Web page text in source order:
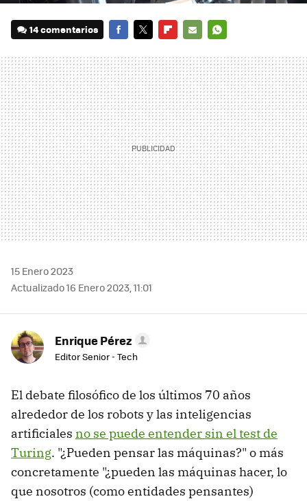
14 comentarios
MAIL
15 Enero 2023
Actualizado 16 Enero 2023, 11:01
Enrique Pérez
Editor Senior - Tech
El debate filosófico de los últimos 70 años
alrededor de los robots y las inteligencias
artificiales no se puede entender sin el test de
Turing. "¿Pueden pensar las máquinas?" o más
concretamente "¿pueden las máquinas hacer, lo
que nosotros (como entidades pensantes)